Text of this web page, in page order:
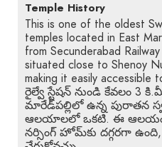
Temple History
This is one of the oldest
temples located in East
from Secunderabad
situated close to Shenoy
making it easily
రైల్వే స్టేషన్ నుండి కేవలం 3
మారేడ్‌పల్లిలో ఉన్న పురాతన
ఆలయాలలో ఒకటి. ఈ
నర్సింగ్ హోమ్‌కు దగ్గరగా ఉంది,